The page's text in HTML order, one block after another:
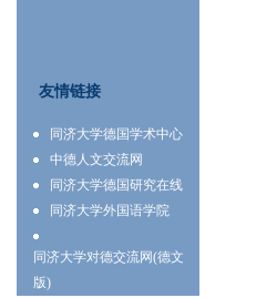
友情链接
同济大学德国学术中心
中德人文交流网
同济大学德国研究在线
同济大学外国语学院
同济大学对德交流网(德文
版)